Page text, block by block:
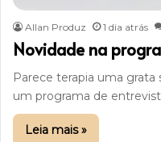
Allan Produz 1 dia atrás
Novidade na
Parece terapia uma grata
um programa de
Leia mais »